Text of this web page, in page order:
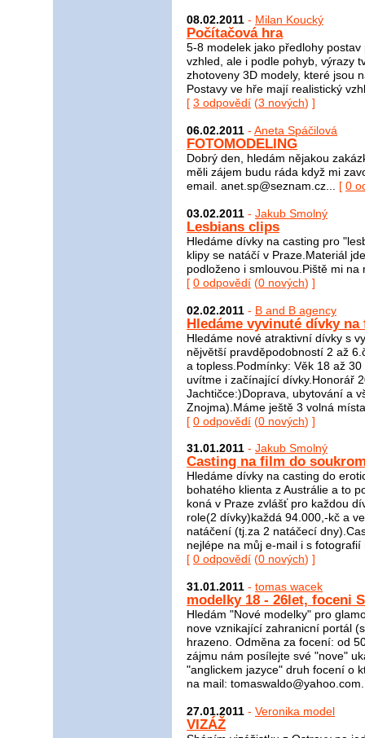
08.02.2011 - Milan Koucký
Počítačová hra
5-8 modelek jako předlohy
vzhled, ale i podle pohyb, výrazy
zhotoveny 3D modely, které jsou
Postavy ve hře mají realistický
[ 3 odpovědí (3 nových) ]
06.02.2011 - Aneta Spáčilová
FOTOMODELING
Dobrý den, hledám nějakou
měli zájem budu ráda když mi
email. anet.sp@seznam.cz... [ 0
03.02.2011 - Jakub Smolný
Lesbians clips
Hledáme dívky na casting pro
klipy se natáčí v Praze.Materiál
podloženo i smlouvou.Piště mi
[ 0 odpovědí (0 nových) ]
02.02.2011 - B and B agency
Hledáme vyvinuté dívky na
Hledáme nové atraktivní dívky s
nějvětší pravděpodobností 2 až
a topless.Podmínky: Věk 18 až
uvítme i začínající dívky.Honorář
Jachtičce:)Doprava, ubytování a
Znojma).Máme ještě 3 volná
[ 0 odpovědí (0 nových) ]
31.01.2011 - Jakub Smolný
Casting na film do
Hledáme dívky na casting do
bohatého klienta z Austrálie a to
koná v Praze zvlášť pro každou
role(2 dívky)každá 94.000,-kč a
natáčení (tj.za 2 natáčecí
nejlépe na můj e-mail i s
[ 0 odpovědí (0 nových) ]
31.01.2011 - tomas wacek
modelky 18 - 26let, foceni
Hledám "Nové modelky" pro
nove vznikající zahranicní portál
hrazeno. Odměna za focení: od
zájmu nám posílejte své "nove"
"anglickem jazyce" druh focení o
na mail:
27.01.2011 - Veronika model
VIZÁŽ